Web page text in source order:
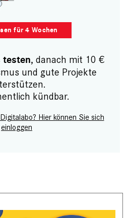
für 4 Wochen
testen, danach mit 10 €
und gute Projekte
kündbar.
Hier können Sie sich
einloggen